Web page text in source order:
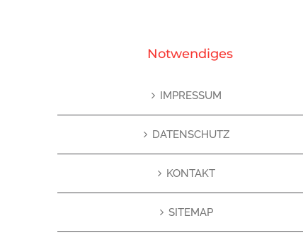
Notwendiges
IMPRESSUM
DATENSCHUTZ
KONTAKT
SITEMAP